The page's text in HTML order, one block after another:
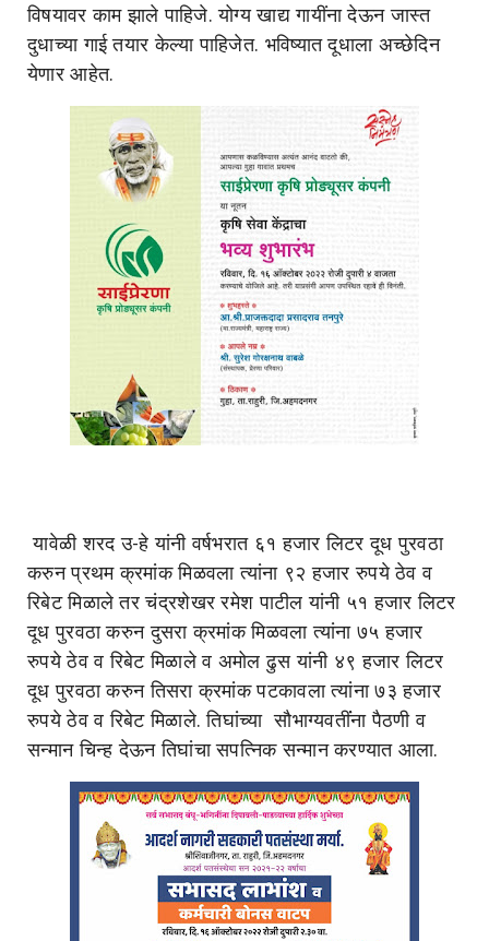
विषयावर काम झाले पाहिजे. योग्य खाद्य गायींना देऊन जास्त
दुधाच्या गाई तयार केल्या पाहिजेत. भविष्यात दूधाला अच्छेदिन
येणार आहेत.
यावेळी शरद उ-हे यांनी वर्षभरात ६१ हजार लिटर दूध पुरवठा
करुन प्रथम क्रमांक मिळवला त्यांना ९२ हजार रुपये ठेव व
रिबेट मिळाले तर चंद्रशेखर रमेश पाटील यांनी ५१ हजार लिटर
दूध पुरवठा करुन दुसरा क्रमांक मिळवला त्यांना ७५ हजार
रुपये ठेव व रिबेट मिळाले व अमोल ढुस यांनी ४९ हजार लिटर
दूध पुरवठा करुन तिसरा क्रमांक पटकावला त्यांना ७३ हजार
रुपये ठेव व रिबेट मिळाले. तिघांच्या सौभाग्यवतींंना पैठणी व
सन्मान चिन्ह देऊन तिघांचा सपत्निक सन्मान करण्यात आला.